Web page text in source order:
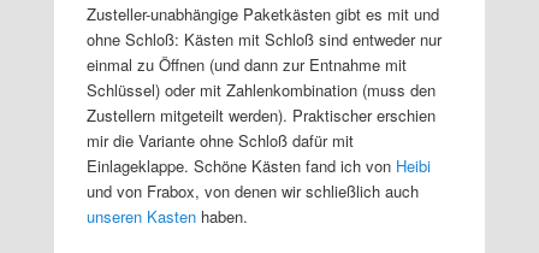
Zusteller-unabhängige Paketkästen gibt es mit und
ohne Schloß: Kästen mit Schloß sind entweder nur
einmal zu Öffnen (und dann zur Entnahme mit
Schlüssel) oder mit Zahlenkombination (muss den
Zustellern mitgeteilt werden). Praktischer erschien
mir die Variante ohne Schloß dafür mit
Einlageklappe. Schöne Kästen fand ich von Heibi
und von Frabox, von denen wir schließlich auch
unseren Kasten haben.